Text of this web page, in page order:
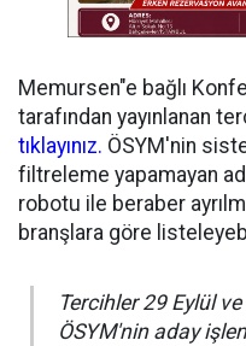
Memursen"e bağlı
tarafından yayınlanan
tıklayınız. ÖSYM'nin
filtreleme yapamayan
robotu ile beraber
branşlara göre
Tercihler 29 Eylül
ÖSYM'nin aday